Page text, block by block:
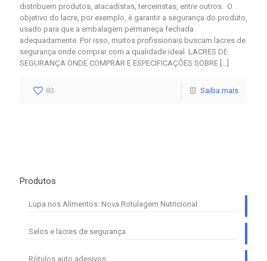
distribuem produtos, atacadistas, terceiristas, entre outros. O
objetivo do lacre, por exemplo, é garantir a segurança do produto,
usado para que a embalagem permaneça fechada
adequadamente. Por isso, muitos profissionais buscam lacres de
segurança onde comprar com a qualidade ideal. LACRES DE
SEGURANÇA ONDE COMPRAR E ESPECIFICAÇÕES SOBRE […]
83 Saiba mais
Produtos
Lupa nos Alimentos: Nova Rotulagem Nutricional
Selos e lacres de segurança
Rótulos auto adesivos